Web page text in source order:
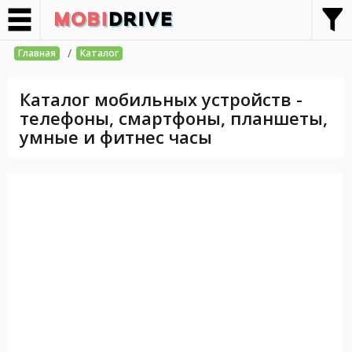
Главная / Каталог
Каталог мобильных устройств -
телефоны, смартфоны, планшеты,
умные и фитнес часы